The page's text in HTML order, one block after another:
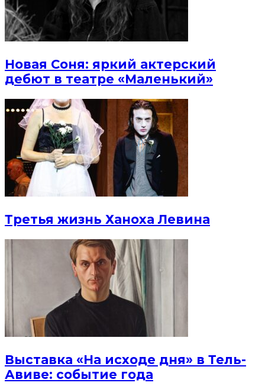
Новая Соня: яркий актерский
дебют в театре «Маленький»
Третья жизнь Ханоха Левина
Выставка «На исходе дня» в Тель-
Авиве: событие года